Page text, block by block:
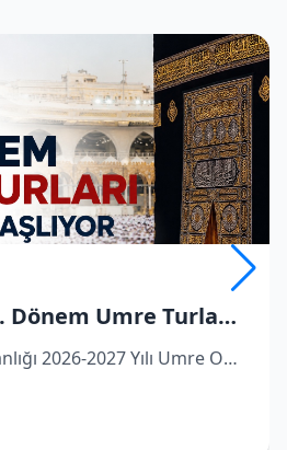
2026-2027 Yılı 2. Dönem Umre Turlarına Kayıtlar Başlıyor
Diyanet İşleri Başkanlığı 2026-2027 Yılı Umre Organizasyonu kapsamında ikinci dönem umre turlarına dair detaylar belli oldu.